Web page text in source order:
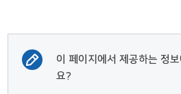
이 페이지에서 제공하는 정
요?